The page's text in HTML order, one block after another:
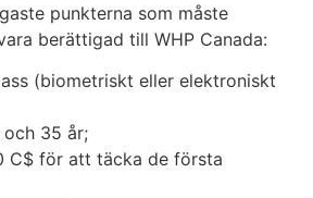
punkterna som måste
berättigad till WHP Canada:
(biometriskt eller elektroniskt
och 35 år;
C$ för att täcka de första